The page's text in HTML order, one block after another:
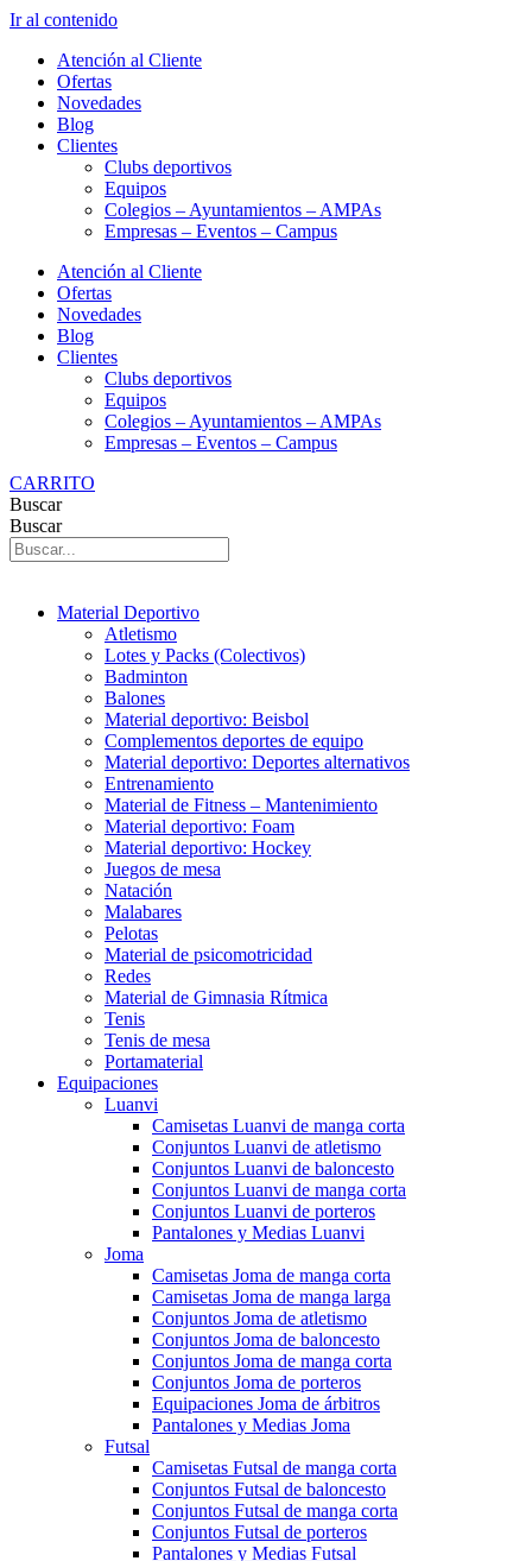
Ir al contenido
Atención al Cliente
Ofertas
Novedades
Blog
Clientes
Clubs deportivos
Equipos
Colegios – Ayuntamientos – AMPAs
Empresas – Eventos – Campus
Atención al Cliente
Ofertas
Novedades
Blog
Clientes
Clubs deportivos
Equipos
Colegios – Ayuntamientos – AMPAs
Empresas – Eventos – Campus
CARRITO
Buscar
Buscar
Material Deportivo
Atletismo
Lotes y Packs (Colectivos)
Badminton
Balones
Material deportivo: Beisbol
Complementos deportes de equipo
Material deportivo: Deportes alternativos
Entrenamiento
Material de Fitness – Mantenimiento
Material deportivo: Foam
Material deportivo: Hockey
Juegos de mesa
Natación
Malabares
Pelotas
Material de psicomotricidad
Redes
Material de Gimnasia Rítmica
Tenis
Tenis de mesa
Portamaterial
Equipaciones
Luanvi
Camisetas Luanvi de manga corta
Conjuntos Luanvi de atletismo
Conjuntos Luanvi de baloncesto
Conjuntos Luanvi de manga corta
Conjuntos Luanvi de porteros
Pantalones y Medias Luanvi
Joma
Camisetas Joma de manga corta
Camisetas Joma de manga larga
Conjuntos Joma de atletismo
Conjuntos Joma de baloncesto
Conjuntos Joma de manga corta
Conjuntos Joma de porteros
Equipaciones Joma de árbitros
Pantalones y Medias Joma
Futsal
Camisetas Futsal de manga corta
Conjuntos Futsal de baloncesto
Conjuntos Futsal de manga corta
Conjuntos Futsal de porteros
Pantalones y Medias Futsal